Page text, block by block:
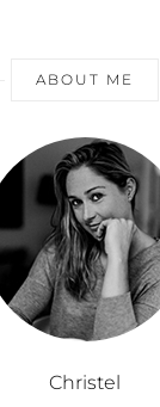
ABOUT ME
Christel